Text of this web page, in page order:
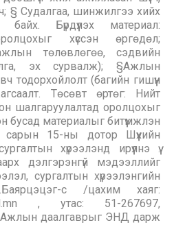
§ Судалгаа, шинжилгээ хийх
Бүрдүүлэх материал:
хүссэн өргөдөл;
төлөвлөгөө, сэдвийн
эх сурвалж); §Ажлын
тодорхойлолт (багийн гишүүн
Төсөвт өртөг: Нийт
шалгаруулалтад оролцохыг
бусад материалыг битүүмжлэн
15-ны дотор Шүүхийн
хүрээлэнд ирүүлнэ үү.
дэлгэрэнгүй мэдээллийг
сургалтын хүрээлэнгийн
с /цахим хаяг:
, утас: 51-267697,
Ажлын даалгаврыг ЭНД дарж